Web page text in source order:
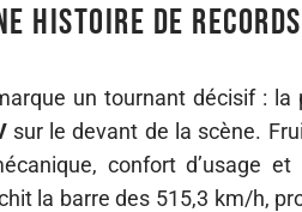
histoire de
un tournant décisif :
sur le devant de la scène.
confort d’usage
la barre des 515,3 km/h,